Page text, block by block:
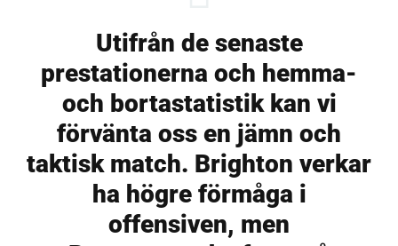
Utifrån de senaste
prestationerna och hemma-
och bortastatistik kan vi
förvänta oss en jämn och
taktisk match. Brighton verkar
ha högre förmåga i
offensiven, men